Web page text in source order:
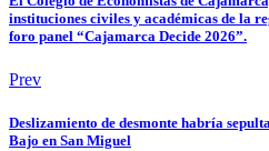
instituciones civiles y académicas de la
foro panel “Cajamarca Decide 2026”.
Prev
Deslizamiento de desmonte habría
Bajo en San Miguel